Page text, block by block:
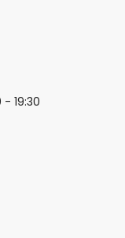
19:30